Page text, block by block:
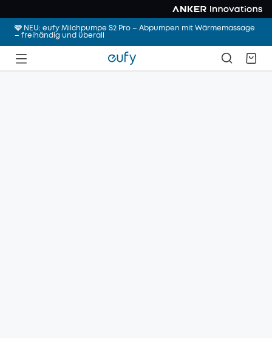
🩷 NEU: eufy Milchpumpe S2 Pro – Abpumpen mit Wärmemassage
– freihändig und überall